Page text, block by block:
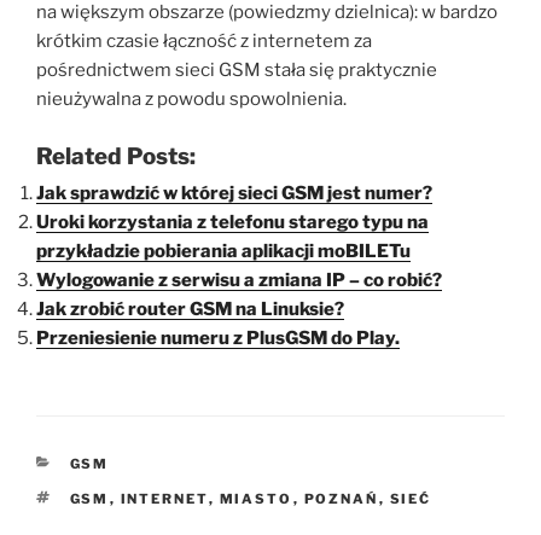
na większym obszarze (powiedzmy dzielnica): w bardzo
krótkim czasie łączność z internetem za
pośrednictwem sieci GSM stała się praktycznie
nieużywalna z powodu spowolnienia.
Related Posts:
Jak sprawdzić w której sieci GSM jest numer?
Uroki korzystania z telefonu starego typu na
przykładzie pobierania aplikacji moBILETu
Wylogowanie z serwisu a zmiana IP – co robić?
Jak zrobić router GSM na Linuksie?
Przeniesienie numeru z PlusGSM do Play.
KATEGORIE
GSM
TAGI
GSM , INTERNET, MIASTO , POZNAŃ , SIEĆ